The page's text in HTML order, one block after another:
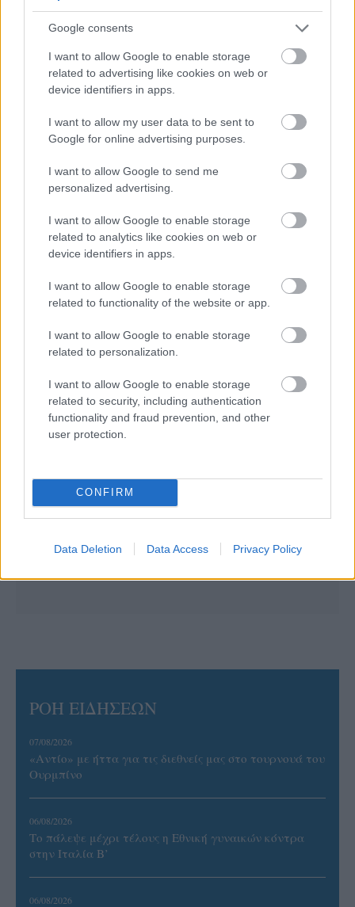
Google consents
I want to allow Google to enable storage
related to advertising like cookies on web or
device identifiers in apps.
I want to allow my user data to be sent to
Google for online advertising purposes.
I want to allow Google to send me
personalized advertising.
I want to allow Google to enable storage
related to analytics like cookies on web or
device identifiers in apps.
I want to allow Google to enable storage
related to functionality of the website or app.
I want to allow Google to enable storage
related to personalization.
I want to allow Google to enable storage
related to security, including authentication
functionality and fraud prevention, and other
user protection.
CONFIRM
Data Deletion Data Access Privacy Policy
Δεν πρόκειται να ξεκόψω από τη Βούλα. Εγώ θα είμαι
κοντά στην ομάδα, ψυχολογικά και ηθικά και θα
χειροκροτώ τις προσπάθειες των συμπαικτριών πλέον
από την εξέδρα, μαζί με την οικογένεια μου. Εύχομαι σε
#ΕΛΕΝΗ ΦΡΑΓΚΙΑΔΑΚΗ
#ΘΕΤΙΔΑ
#ΤΑΣΟΣ ΤΡΙΑΝΤΑΦΥΛΛΟΥ
ΡΟΗ ΕΙΔΗΣΕΩΝ
07/08/2026
«Αντίο» με ήττα για τις διεθνείς μας στο τουρνουά του
Ουρμπίνο
06/08/2026
Το πάλεψε μέχρι τέλους η Εθνική γυναικών κόντρα
στην Ιταλία Β’
06/08/2026